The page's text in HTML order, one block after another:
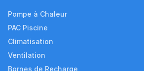
Pompe à Chaleur
PAC Piscine
Climatisation
Ventilation
Bornes de Recharge